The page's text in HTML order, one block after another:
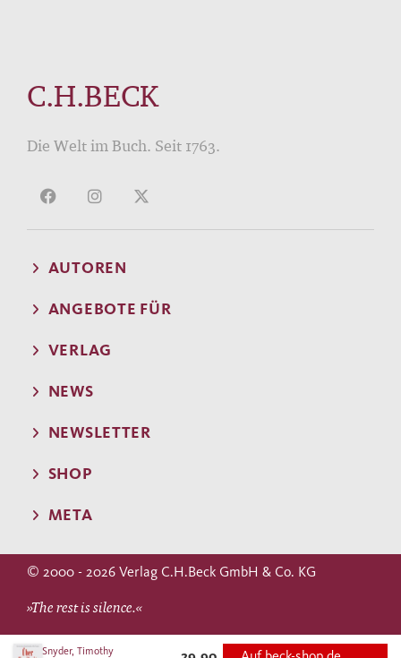
Snyder, Timothy
C.H.BECK
Die Welt im Buch. Seit 1763.
AUTOREN
ANGEBOTE FÜR
VERLAG
NEWS
NEWSLETTER
SHOP
META
© 2000 - 2026 Verlag C.H.Beck GmbH & Co. KG
»The rest is silence.«
WILLIAM SHAKESPEARE